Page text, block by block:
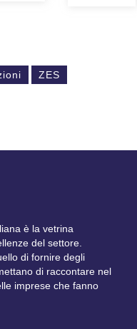
ZES
è la vetrina
del settore.
di fornire degli
di raccontare nel
imprese che fanno